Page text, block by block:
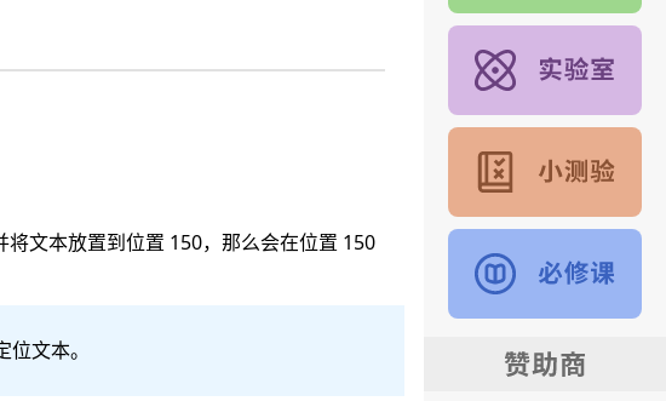
将文本放置到位置 150，那么会在位置 150
文本。